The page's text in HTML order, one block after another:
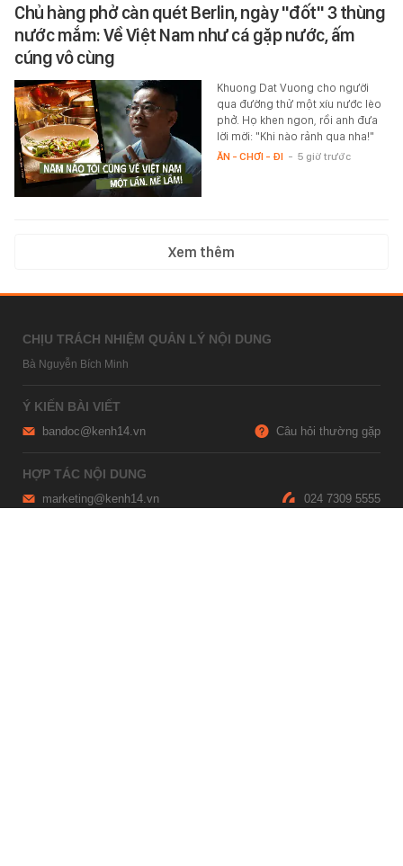
Chủ hàng phở càn quét Berlin, ngày "đốt" 3 thùng
nước mắm: Về Việt Nam như cá gặp nước, ấm
cúng vô cùng
Khuong Dat Vuong cho người
qua đường thử một xíu nước lèo
phở. Họ khen ngon, rồi anh đưa
lời mời: "Khi nào rảnh qua nha!"
ĂN - CHƠI - ĐI - 5 giờ trước
Xem thêm
CHỊU TRÁCH NHIỆM QUẢN LÝ NỘI DUNG
Bà Nguyễn Bích Minh
Ý KIẾN BÀI VIẾT
bandoc@kenh14.vn Câu hỏi thường gặp
HỢP TÁC NỘI DUNG
marketing@kenh14.vn 024 7309 5555